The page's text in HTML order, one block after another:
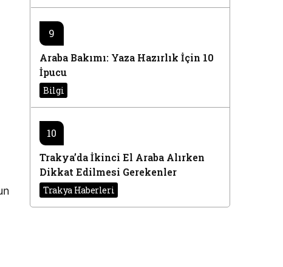
9
Araba Bakımı: Yaza Hazırlık İçin 10
İpucu
Bilgi
10
Trakya’da İkinci El Araba Alırken
Dikkat Edilmesi Gerekenler
Trakya Haberleri